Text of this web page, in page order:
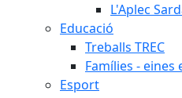
L'Aplec
Educació
Treballs TREC
Famílies - eines
Esport